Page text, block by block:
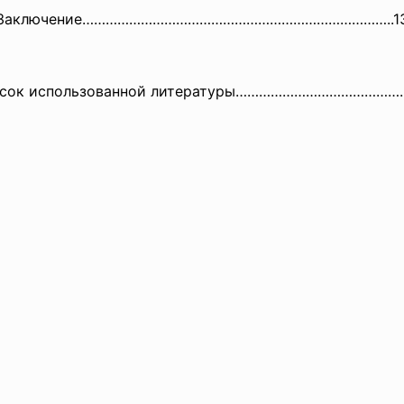
использованной литературы……………